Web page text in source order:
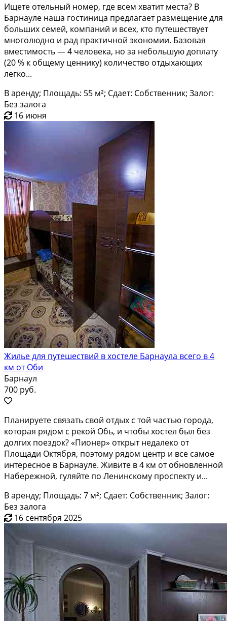
Ищете отельный номер, где всем хватит места? В
Барнауле наша гостиница предлагает размещение для
больших семей, компаний и всех, кто путешествует
многолюдно и рад практичной экономии. Базовая
вместимость — 4 человека, но за небольшую доплату
(20 % к общему ценнику) количество отдыхающих
легко...
В аренду; Площадь: 55 м²; Сдает: Собственник; Залог:
Без залога
16 июня
Жилье для путешествий в хостеле Барнаула всего в 4
км от Оби
Барнаул
700 руб.
Планируете связать свой отдых с той частью города,
которая рядом с рекой Обь, и чтобы хостел был без
долгих поездок? «Пионер» открыт недалеко от
Площади Октября, поэтому рядом центр и все самое
интересное в Барнауле. Живите в 4 км от обновленной
Набережной, гуляйте по Ленинскому проспекту и...
В аренду; Площадь: 7 м²; Сдает: Собственник; Залог:
Без залога
16 сентября 2025